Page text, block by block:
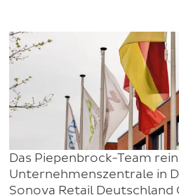
Das Piepenbrock-Team
Unternehmenszentrale in
Sonova Retail Deutschland